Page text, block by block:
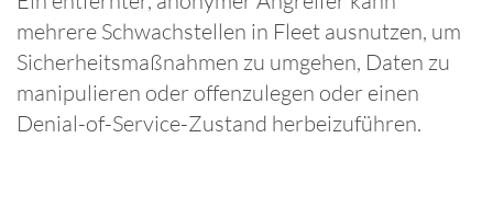
mehrere Schwachstellen in Fleet ausnutzen, um
Sicherheitsmaßnahmen zu umgehen, Daten zu
manipulieren oder offenzulegen oder einen
Denial-of-Service-Zustand herbeizuführen.